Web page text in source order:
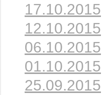
17.10.2015
12.10.2015
06.10.2015
01.10.2015
25.09.2015